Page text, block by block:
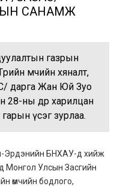
САНАМЖ
газрын
өмчийн хяналт,
дарга Жан Юй Зуо
ны өдөр харилцан
үсэг зурлаа.
Эрдэнийн БНХАУ-д хийж
Монгол Улсын Засгийн
өмчийн бодлого,